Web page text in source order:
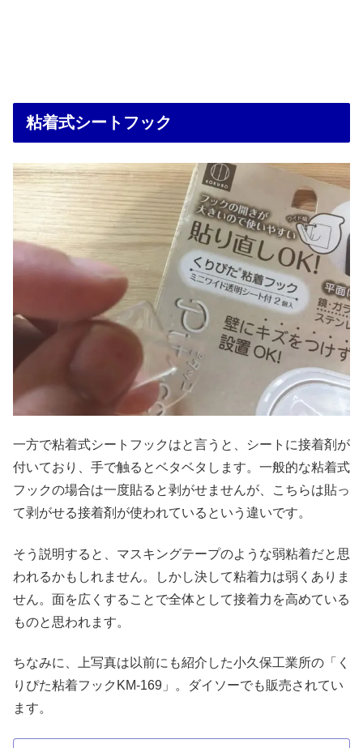
粘着式シートフック
一方で粘着式シートフックはと言うと、シートに接着剤が
付いており、手で触るとベタベタします。一般的な粘着式
フックの場合は一度貼ると剥がせませんが、こちらは貼っ
て剥がせる接着剤が使われているという違いです。
そう説明すると、マスキングテープのような弱粘着だと思
われるかもしれません。しかし決して粘着力は弱くありま
せん。面を広くすることで全体として接着力を高めている
ものと思われます。
ちなみに、上写真は以前にも紹介した小久保工業所の「く
りぴた粘着フックKM-169」。ダイソーでも販売されてい
ます。